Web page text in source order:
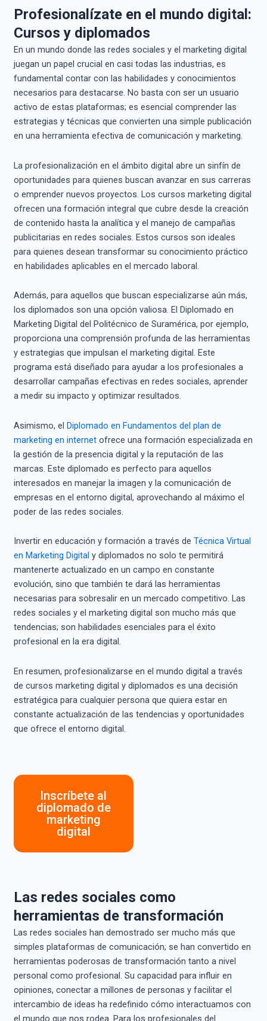
Profesionalízate en el mundo digital:
Cursos y diplomados
En un mundo donde las redes sociales y el marketing digital
juegan un papel crucial en casi todas las industrias, es
fundamental contar con las habilidades y conocimientos
necesarios para destacarse. No basta con ser un usuario
activo de estas plataformas; es esencial comprender las
estrategias y técnicas que convierten una simple publicación
en una herramienta efectiva de comunicación y marketing.
La profesionalización en el ámbito digital abre un sinfín de
oportunidades para quienes buscan avanzar en sus carreras
o emprender nuevos proyectos. Los cursos marketing digital
ofrecen una formación integral que cubre desde la creación
de contenido hasta la analítica y el manejo de campañas
publicitarias en redes sociales. Estos cursos son ideales
para quienes desean transformar su conocimiento práctico
en habilidades aplicables en el mercado laboral.
Además, para aquellos que buscan especializarse aún más,
los diplomados son una opción valiosa. El Diplomado en
Marketing Digital del Politécnico de Suramérica, por ejemplo,
proporciona una comprensión profunda de las herramientas
y estrategias que impulsan el marketing digital. Este
programa está diseñado para ayudar a los profesionales a
desarrollar campañas efectivas en redes sociales, aprender
a medir su impacto y optimizar resultados.
Asimismo, el Diplomado en Fundamentos del plan de
marketing en internet ofrece una formación especializada en
la gestión de la presencia digital y la reputación de las
marcas. Este diplomado es perfecto para aquellos
interesados en manejar la imagen y la comunicación de
empresas en el entorno digital, aprovechando al máximo el
poder de las redes sociales.
Invertir en educación y formación a través de Técnica Virtual
en Marketing Digital y diplomados no solo te permitirá
mantenerte actualizado en un campo en constante
evolución, sino que también te dará las herramientas
necesarias para sobresalir en un mercado competitivo. Las
redes sociales y el marketing digital son mucho más que
tendencias; son habilidades esenciales para el éxito
profesional en la era digital.
En resumen, profesionalizarse en el mundo digital a través
de cursos marketing digital y diplomados es una decisión
estratégica para cualquier persona que quiera estar en
constante actualización de las tendencias y oportunidades
que ofrece el entorno digital.
Inscríbete al
diplomado de
marketing
digital
Las redes sociales como
herramientas de transformación
Las redes sociales han demostrado ser mucho más que
simples plataformas de comunicación; se han convertido en
herramientas poderosas de transformación tanto a nivel
personal como profesional. Su capacidad para influir en
opiniones, conectar a millones de personas y facilitar el
intercambio de ideas ha redefinido cómo interactuamos con
el mundo que nos rodea. Para los profesionales del